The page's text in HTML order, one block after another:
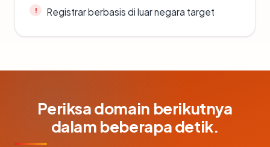
Registrar berbasis di luar negara target
Periksa domain berikutnya
dalam beberapa detik.